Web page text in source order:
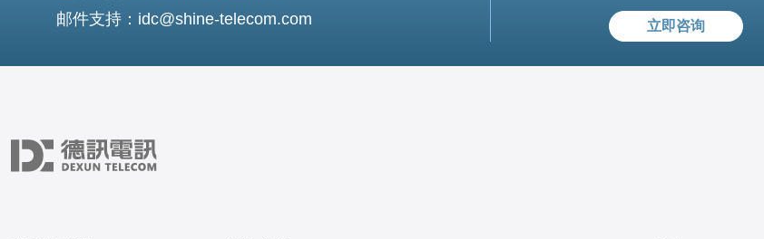
邮件支持：idc@shine-telecom.com
立即咨询